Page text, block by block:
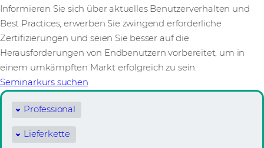
Informieren Sie sich über aktuelles Benutzerverhalten und
Best Practices, erwerben Sie zwingend erforderliche
Zertifizierungen und seien Sie besser auf die
Herausforderungen von Endbenutzern vorbereitet, um in
einem umkämpften Markt erfolgreich zu sein.
Seminarkurs suchen
Professional
Lieferkette